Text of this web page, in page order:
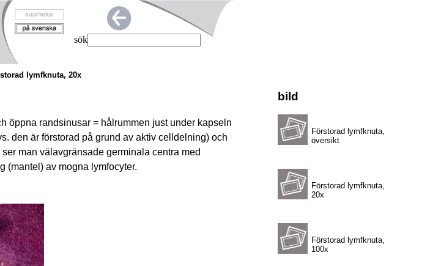
sök
lymfknuta, 20x
bild
Förstorad lymfknuta,
översikt
Förstorad lymfknuta,
20x
Förstorad lymfknuta,
100x
öppna randsinusar = hålrummen just under kapseln
den är förstorad på grund av aktiv celldelning) och
man välavgränsade germinala centra med
(mantel) av mogna lymfocyter.